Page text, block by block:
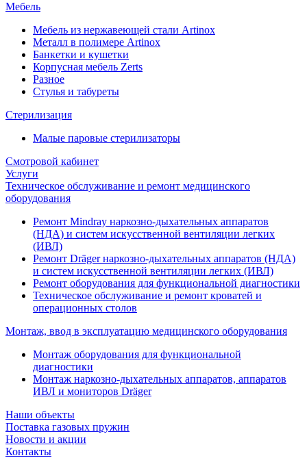
Мебель
Мебель из нержавеющей стали Artinox
Металл в полимере Artinox
Банкетки и кушетки
Корпусная мебель Zerts
Разное
Стулья и табуреты
Стерилизация
Малые паровые стерилизаторы
Смотровой кабинет
Услуги
Техническое обслуживание и ремонт медицинского
оборудования
Ремонт Mindray наркозно-дыхательных аппаратов
(НДА) и систем искусственной вентиляции легких
(ИВЛ)
Ремонт Dräger наркозно-дыхательных аппаратов (НДА)
и систем искусственной вентиляции легких (ИВЛ)
Ремонт оборудования для функциональной диагностики
Техническое обслуживание и ремонт кроватей и
операционных столов
Монтаж, ввод в эксплуатацию медицинского оборудования
Монтаж оборудования для функциональной
диагностики
Монтаж наркозно-дыхательных аппаратов, аппаратов
ИВЛ и мониторов Dräger
Наши объекты
Поставка газовых пружин
Новости и акции
Контакты